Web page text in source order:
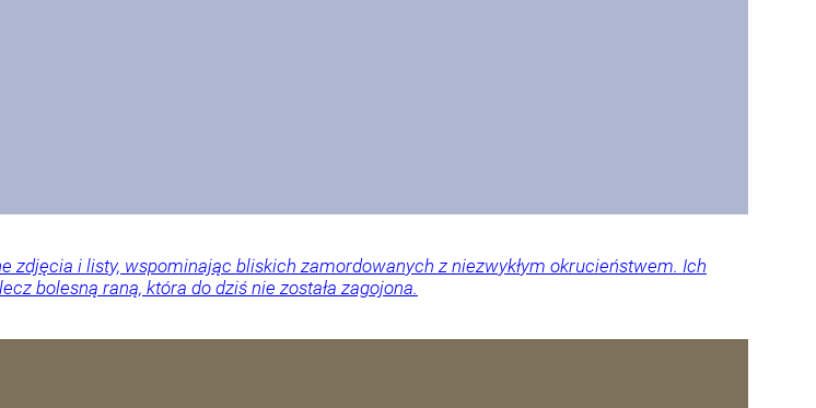
zdjęcia i listy, wspominając bliskich zamordowanych z niezwykłym okrucieństwem. Ich
bolesną raną, która do dziś nie została zagojona.